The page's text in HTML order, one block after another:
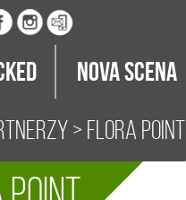
Nova Scena
> Flora Point